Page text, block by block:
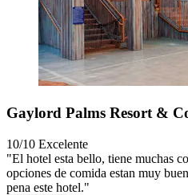
Gaylord Palms Resort &
10/10 Excelente
"El hotel esta bello, tiene muchas
opciones de comida estan muy
pena este hotel."